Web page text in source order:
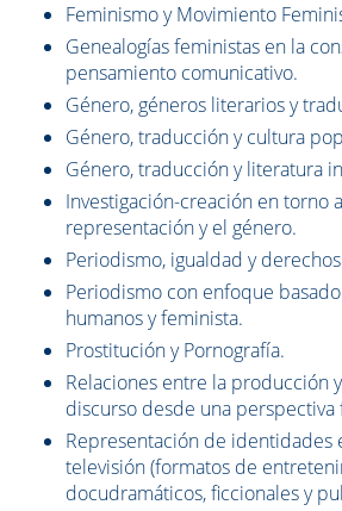
Feminismo y Movimiento
Genealogías feministas en la
pensamiento comunicativo.
Género, géneros literarios y
Género, traducción y cultura
Género, traducción y literatura
Investigación-creación en torno
representación y el género.
Periodismo, igualdad y
Periodismo con enfoque
humanos y feminista.
Prostitución y Pornografía.
Relaciones entre la producción
discurso desde una perspectiva
Representación de identidades
televisión (formatos de
docudramáticos, ficcionales y